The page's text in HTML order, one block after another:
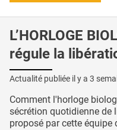
L’HORLOGE
régule la
Actualité publiée il y a 3
Comment l'horloge
sécrétion quotidienne de
proposé par cette équipe